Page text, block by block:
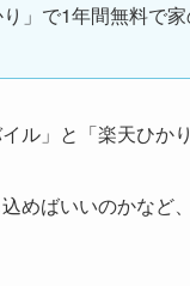
」で1年間無料で
ル」と「楽天ひかり
めばいいのかな